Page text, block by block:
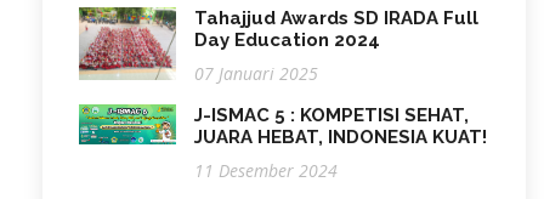
Tahajjud Awards SD IRADA Full
Day Education 2024
07 Januari 2025
J-ISMAC 5 : KOMPETISI SEHAT,
JUARA HEBAT, INDONESIA KUAT!
11 Desember 2024